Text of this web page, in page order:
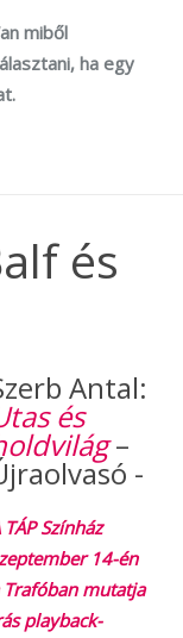
miből
ha egy
és
Antal:
és
–
-
TÁP Színház
14-én
Trafóban mutatja
playback-